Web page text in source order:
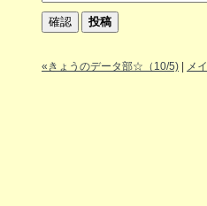
«きょうのデータ部☆（10/5) メ